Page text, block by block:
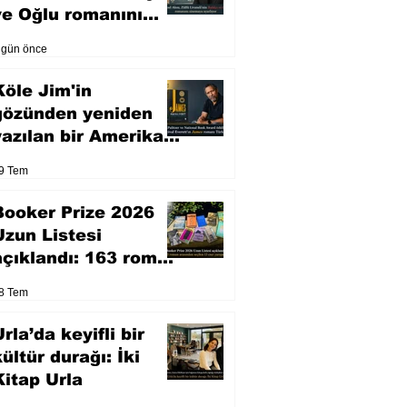
Oğlu romanını
önce
Jim'in
yeniden
bir Amerikan
Tem
Prize 2026
Listesi
163 roman
Tem
keyifli bir
durağı: İki
Urla